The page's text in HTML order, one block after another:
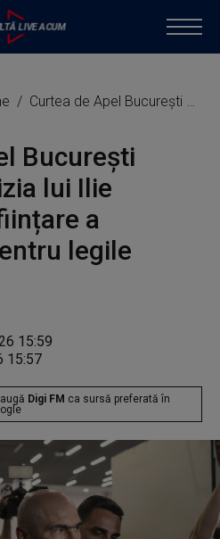
Curtea de Apel București anulează decizia lui Ilie Bolojan de înființare a Comitetului pentru legile Justiției
București
lui Ilie
a
legile
15:59
15:57
Digi FM ca sursă preferată în